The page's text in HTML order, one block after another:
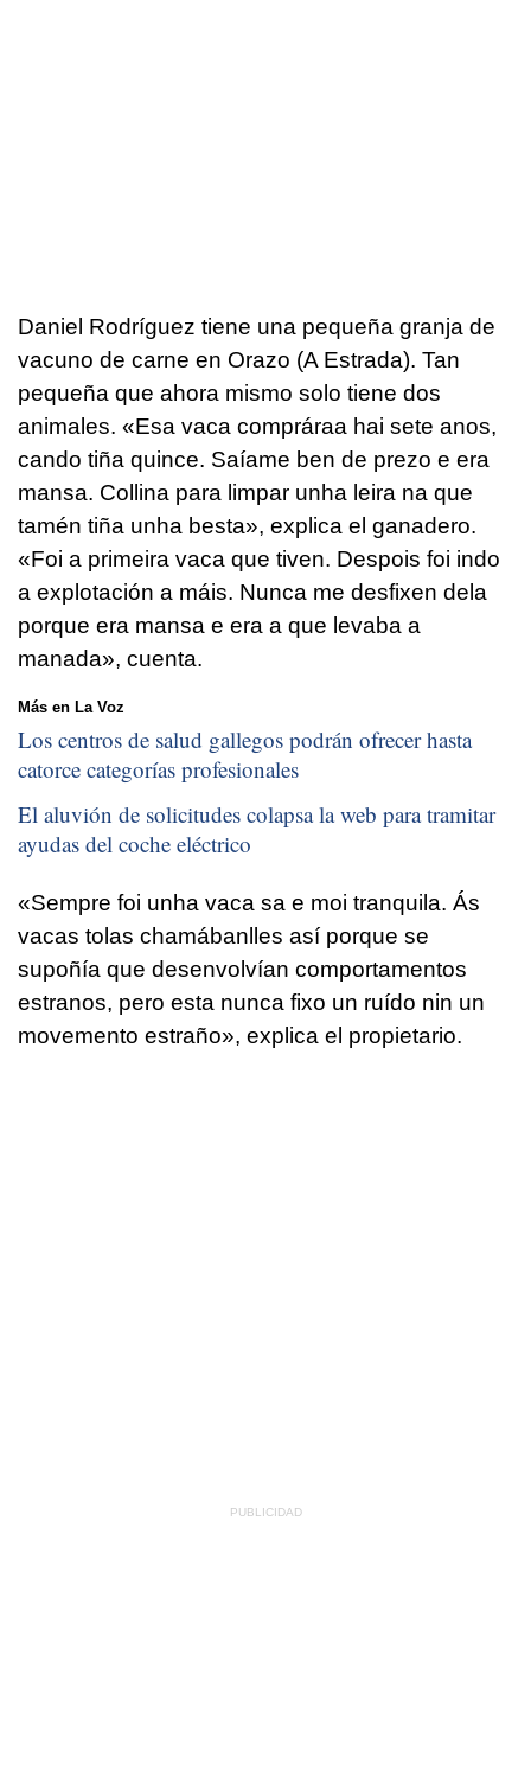
Daniel Rodríguez tiene una pequeña granja de
vacuno de carne en Orazo (A Estrada). Tan
pequeña que ahora mismo solo tiene dos
animales. «Esa vaca compráraa hai sete anos,
cando tiña quince. Saíame ben de prezo e era
mansa. Collina para limpar unha leira na que
tamén tiña unha besta», explica el ganadero.
«Foi a primeira vaca que tiven. Despois foi indo
a explotación a máis. Nunca me desfixen dela
porque era mansa e era a que levaba a
manada», cuenta.
Más en La Voz
Los centros de salud gallegos podrán ofrecer hasta
catorce categorías profesionales
El aluvión de solicitudes colapsa la web para tramitar
ayudas del coche eléctrico
«Sempre foi unha vaca sa e moi tranquila. Ás
vacas tolas chamábanlles así porque se
supoñía que desenvolvían comportamentos
estranos, pero esta nunca fixo un ruído nin un
movemento estraño», explica el propietario.